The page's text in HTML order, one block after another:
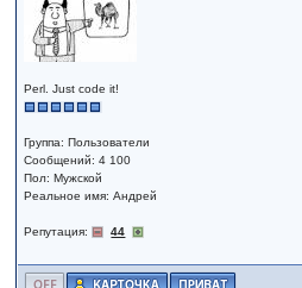
Perl. Just code it!
Группа: Пользователи
Сообщений: 4 100
Пол: Мужской
Реальное имя: Андрей
Репутация: 44